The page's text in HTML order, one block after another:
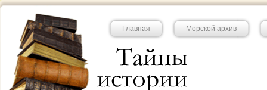
Главная Морской архив